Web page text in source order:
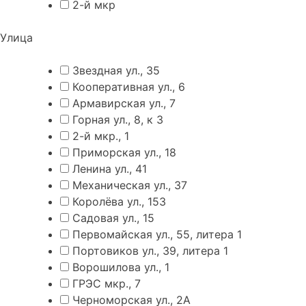
2-й мкр
Улица
Звездная ул., 35
Кооперативная ул., 6
Армавирская ул., 7
Горная ул., 8, к 3
2-й мкр., 1
Приморская ул., 18
Ленина ул., 41
Механическая ул., 37
Королёва ул., 153
Садовая ул., 15
Первомайская ул., 55, литера 1
Портовиков ул., 39, литера 1
Ворошилова ул., 1
ГРЭС мкр., 7
Черноморская ул., 2А